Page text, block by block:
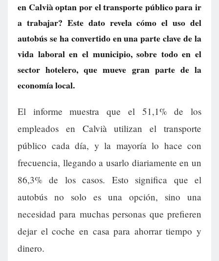
en Calvià optan por el transporte público para ir
a trabajar? Este dato revela cómo el uso del
autobús se ha convertido en una parte clave de la
vida laboral en el municipio, sobre todo en el
sector hotelero, que mueve gran parte de la
economía local.
El informe muestra que el 51,1% de los
empleados en Calvià utilizan el transporte
público cada día, y la mayoría lo hace con
frecuencia, llegando a usarlo diariamente en un
86,3% de los casos. Esto significa que el
autobús no solo es una opción, sino una
necesidad para muchas personas que prefieren
dejar el coche en casa para ahorrar tiempo y
dinero.